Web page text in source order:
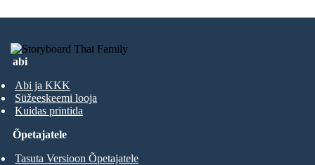
abi
Abi ja KKK
Süžeeskeemi looja
Kuidas printida
Õpetajatele
Tasuta Versioon Õpetajatele